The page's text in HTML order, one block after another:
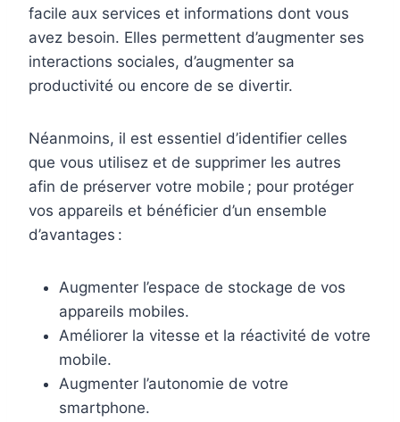
facile aux services et informations dont vous
avez besoin. Elles permettent d’augmenter ses
interactions sociales, d’augmenter sa
productivité ou encore de se divertir.
Néanmoins, il est essentiel d’identifier celles
que vous utilisez et de supprimer les autres
afin de préserver votre mobile ; pour protéger
vos appareils et bénéficier d’un ensemble
d’avantages :
Augmenter l’espace de stockage de vos
appareils mobiles.
Améliorer la vitesse et la réactivité de votre
mobile.
Augmenter l’autonomie de votre
smartphone.